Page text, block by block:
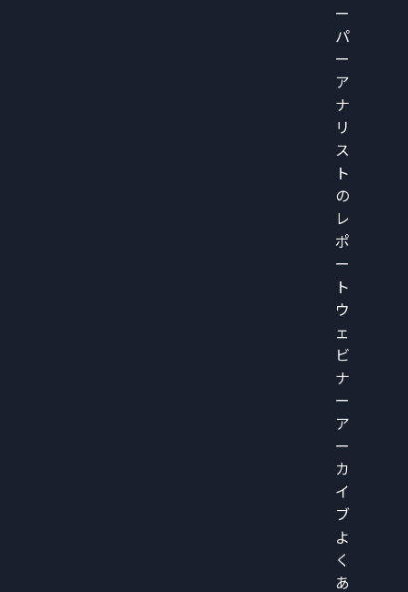
ー
パ
ー
ア
ナ
リ
ス
ト
の
レ
ポ
ー
ト
ウ
ェ
ビ
ナ
ー
ア
ー
カ
イ
ブ
よ
く
あ